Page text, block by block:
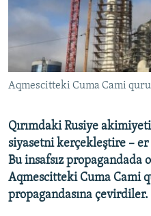
Русский
Українською
QOŞULIÑIZ!
RFE/RS bütün saytları
Aqmescitteki Cuma Cami
Qırımdaki Rusiye
siyasetni kerçekleştire –
Bu insafsız propagandada
Aqmescitteki Cuma Cami
propagandasına çevirdiler.